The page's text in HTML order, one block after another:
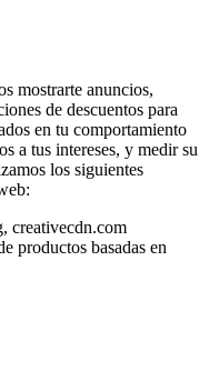
mostrarte anuncios,
de descuentos para
en tu comportamiento
a tus intereses, y medir su
los siguientes
creativecdn.com
productos basadas en